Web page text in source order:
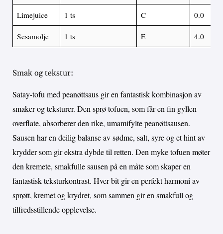
Limejuice 1 ts C 0.0
Sesamolje 1 ts E 4.0
Smak og tekstur:
Satay-tofu med peanøttsaus gir en fantastisk kombinasjon av
smaker og teksturer. Den sprø tofuen, som får en fin gyllen
overflate, absorberer den rike, umamifylte peanøttsausen.
Sausen har en deilig balanse av sødme, salt, syre og et hint av
krydder som gir ekstra dybde til retten. Den myke tofuen møter
den kremete, smakfulle sausen på en måte som skaper en
fantastisk teksturkontrast. Hver bit gir en perfekt harmoni av
sprøtt, kremet og krydret, som sammen gir en smakfull og
tilfredsstillende opplevelse.